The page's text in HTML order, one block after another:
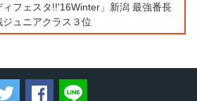
ィフェスタ!!'16Winter」新潟 最強番長
ジュニアクラス３位
ツイートするFacebookでシェアする